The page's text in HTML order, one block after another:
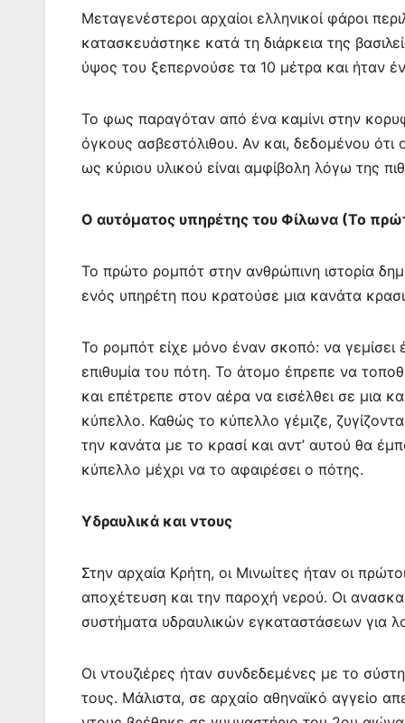
Μεταγενέστεροι αρχαίοι ελληνικοί φάροι
κατασκευάστηκε κατά τη διάρκεια της
ύψος του ξεπερνούσε τα 10 μέτρα και ήταν
Το φως παραγόταν από ένα καμίνι στην
όγκους ασβεστόλιθου. Αν και, δεδομένου
ως κύριου υλικού είναι αμφίβολη λόγω της
Ο αυτόματος υπηρέτης του Φίλωνα (Το
Το πρώτο ρομπότ στην ανθρώπινη ιστορία
ενός υπηρέτη που κρατούσε μια κανάτα
Το ρομπότ είχε μόνο έναν σκοπό: να γεμίσει
επιθυμία του πότη. Το άτομο έπρεπε να
και επέτρεπε στον αέρα να εισέλθει σε μια
κύπελλο. Καθώς το κύπελλο γέμιζε,
την κανάτα με το κρασί και αντ’ αυτού θα
κύπελλο μέχρι να το αφαιρέσει ο πότης.
Υδραυλικά και ντους
Στην αρχαία Κρήτη, οι Μινωίτες ήταν οι
αποχέτευση και την παροχή νερού. Οι
συστήματα υδραυλικών εγκαταστάσεων για
Οι ντουζιέρες ήταν συνδεδεμένες με το
τους. Μάλιστα, σε αρχαίο αθηναϊκό αγγείο